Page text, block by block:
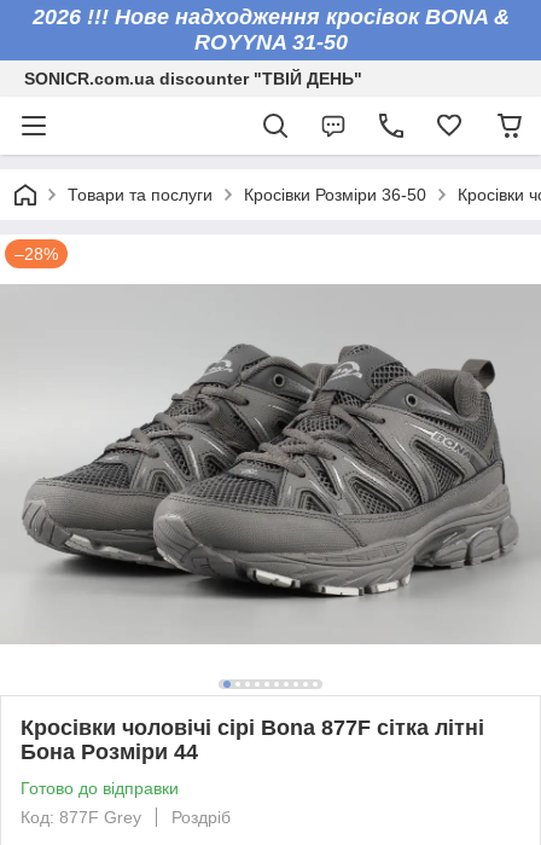
2026 !!! Нове надходження кросівок BONA &
ROYYNA 31-50
SONICR.com.ua discounter "ТВІЙ ДЕНЬ"
Товари та послуги Кросівки Розміри 36-50 Кросівки
–28%
Кросівки чоловічі сірі Bona 877F сітка літні
Бона Розміри 44
Готово до відправки
Код: 877F Grey
Роздріб